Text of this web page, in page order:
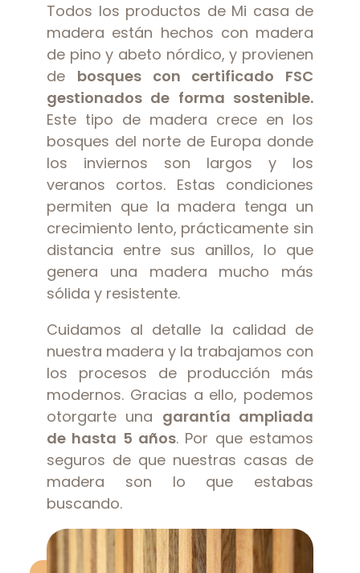
Todos los productos de Mi casa de
madera están hechos con madera
de pino y abeto nórdico, y provienen
de bosques con certificado FSC
gestionados de forma sostenible.
Este tipo de madera crece en los
bosques del norte de Europa donde
los inviernos son largos y los
veranos cortos. Estas condiciones
permiten que la madera tenga un
crecimiento lento, prácticamente sin
distancia entre sus anillos, lo que
genera una madera mucho más
sólida y resistente.
Cuidamos al detalle la calidad de
nuestra madera y la trabajamos con
los procesos de producción más
modernos. Gracias a ello, podemos
otorgarte una garantía ampliada
de hasta 5 años. Por que estamos
seguros de que nuestras casas de
madera son lo que estabas
buscando.